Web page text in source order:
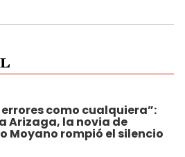
como cualquiera”:
Arizaga, la novia de
Moyano rompió el silencio